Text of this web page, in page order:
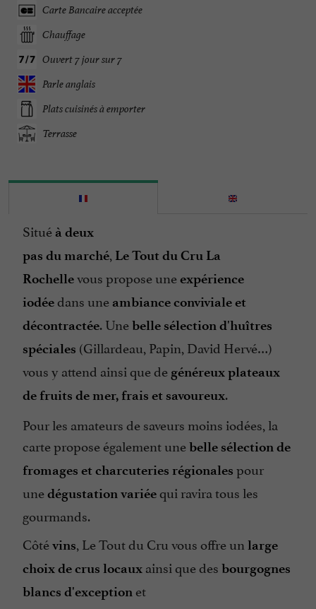
Carte Bancaire acceptée
Chauffage
Ouvert 7 jour sur 7
Parle anglais
Plats cuisinés à emporter
Terrasse
Situé à deux
pas du marché, Le Tout du Cru La
Rochellevous propose uneexpérience
iodéedans une ambiance conviviale et
décontractée. Unebelle sélection d'huîtres
spéciales (Gillardeau, Papin, David Hervé…)
vous y attend ainsi que de généreux plateaux
de fruits de mer, frais et savoureux.
Pour les amateurs de saveurs moins iodées, la
carte propose également unebelle sélection de
fromages et charcuteries régionales pour
unedégustation variéequi ravira tous les
gourmands.
Côtévins, Le Tout du Cru vous offre un large
choix de crus locaux ainsi que des bourgognes
blancs d'exception et